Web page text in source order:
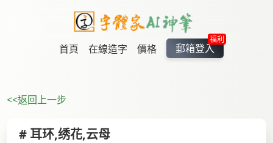
首頁 在線造字 價格
福利
郵箱登入
<<返回上一步
# 耳环,绣花,云母